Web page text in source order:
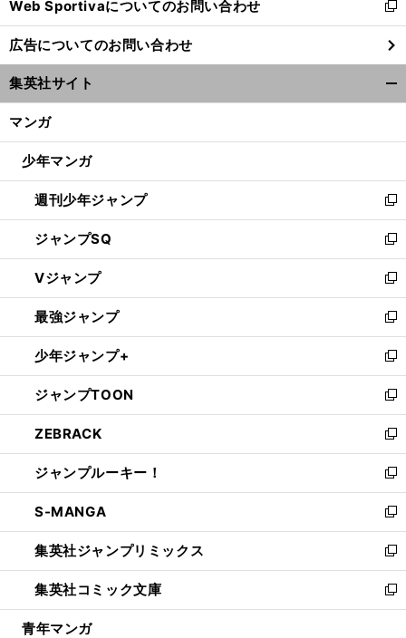
く
Web Sportivaについてのお問い合わせ
新
し
い
ウ
ィ
ン
ウ
開
く
広告についてのお問い合わせ
集英社サイト
マンガ
少年マンガ
週刊少年ジャンプ
新
し
い
ウ
ィ
ン
ド
ウ
で
開
く
ジャンプSQ
新
し
い
ウ
ィ
ン
ド
ウ
で
開
く
Vジャンプ
新
し
い
ウ
ィ
ン
ド
ウ
で
開
く
最強ジャンプ
新
し
い
ウ
ィ
ン
ド
ウ
で
開
く
少年ジャンプ+
新
し
い
ウ
ィ
ン
ド
ウ
で
開
く
ジャンプTOON
新
し
い
ウ
ィ
ン
ド
ウ
で
開
く
ZEBRACK
新
し
い
ウ
ィ
ン
ド
ウ
で
開
ジャンプルーキー！
新
し
い
ウ
ィ
ン
ド
ウ
S-MANGA
新
し
い
ウ
ィ
ン
集英社ジャンプリミックス
新
し
い
ウ
集英社コミック文庫
新
し
青年マンガ